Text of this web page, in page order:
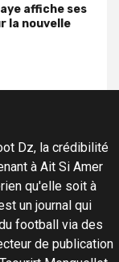
affiche ses
la nouvelle
Dz, la crédibilité
à Ait Si Amer
qu'elle soit à
un journal qui
football via des
de publication